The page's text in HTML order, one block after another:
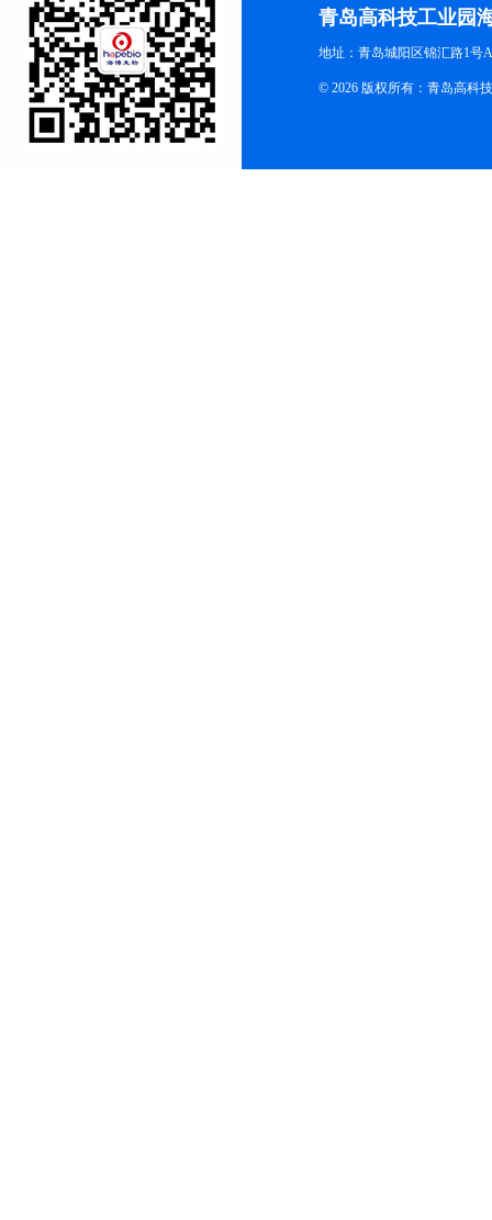
青岛高科技工业园
地址：青岛城阳区锦汇路1号
© 2026 版权所有：青岛高科